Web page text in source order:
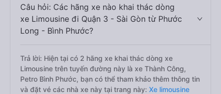
Câu hỏi: Các hãng xe nào khai thác dòng
xe Limousine đi Quận 3 - Sài Gòn từ Phước
Long - Bình Phước?
Trả lời: Hiện tại có 2 hãng xe khai thác dòng xe
Limousine trên tuyến đường này là xe Thành Công,
Petro Bình Phước, bạn có thể tham khảo thêm thông tin
và đặt vé các nhà xe này tại trang này: Xe limousine